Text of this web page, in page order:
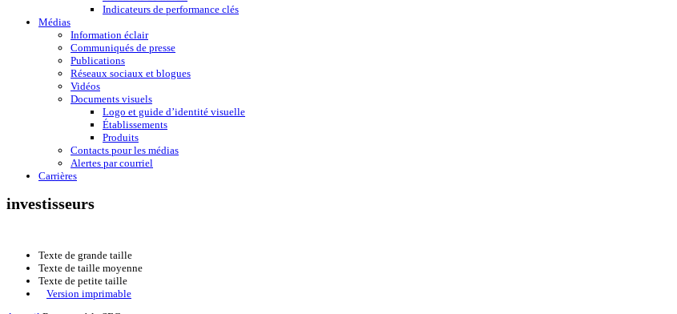
Indicateurs de performance clés
Médias
Information éclair
Communiqués de presse
Publications
Réseaux sociaux et blogues
Vidéos
Documents visuels
Logo et guide d’identité visuelle
Établissements
Produits
Contacts pour les médias
Alertes par courriel
Carrières
investisseurs
Texte de grande taille
Texte de taille moyenne
Texte de petite taille
Version imprimable